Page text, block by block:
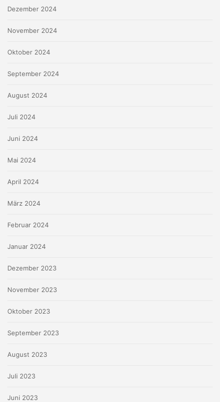
Dezember 2024
November 2024
Oktober 2024
September 2024
August 2024
Juli 2024
Juni 2024
Mai 2024
April 2024
März 2024
Februar 2024
Januar 2024
Dezember 2023
November 2023
Oktober 2023
September 2023
August 2023
Juli 2023
Juni 2023